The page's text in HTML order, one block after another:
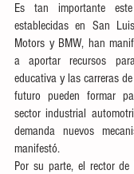
Es tan importante
establecidas en San
Motors y BMW, han
a aportar recursos
educativa y las carreras
futuro pueden formar
sector industrial
demanda nuevos
manifestó.
Por su parte, el rector